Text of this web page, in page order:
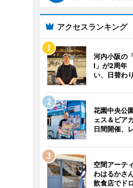
アクセスランキング
河内小阪の
I」が2周年
い、日替わ
花園中央公
ェス＆ビア
日間開催、
空間アーテ
わはるかさ
飲食店でド